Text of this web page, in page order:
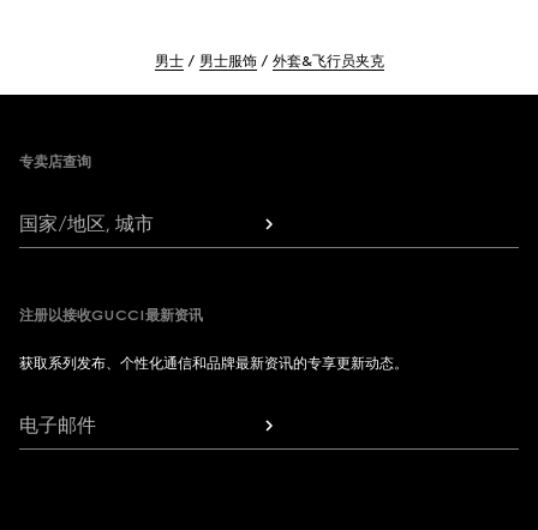
男士 男士服饰 外套&飞行员夹克
专卖店查询
国家/地区, 城市
注册以接收GUCCI最新资讯
获取系列发布、个性化通信和品牌最新资讯的专享更新动态。
电子邮件